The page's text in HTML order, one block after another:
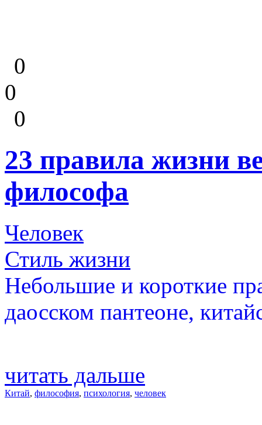
0
0
0
23 правила жизни
философа
Человек
Стиль жизни
Небольшие и короткие
даосском пантеоне,
читать дальше
Китай, философия, психология, человек